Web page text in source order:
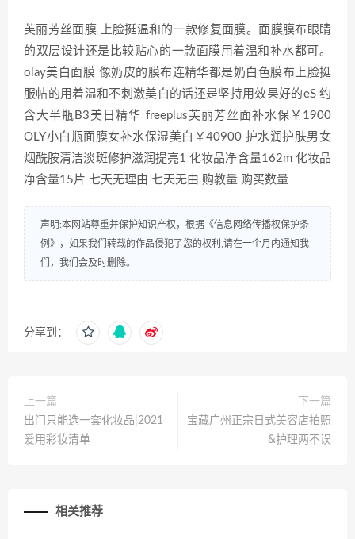
芙丽芳丝面膜 上脸挺温和的一款修复面膜。面膜膜布眼睛
的双层设计还是比较贴心的一款面膜用着温和补水都可。
olay美白面膜 像奶皮的膜布连精华都是奶白色膜布上脸挺
服帖的用着温和不刺激美白的话还是坚持用效果好的eS 约
含大半瓶B3美日精华 freeplus芙丽芳丝面补水保￥1900
OLY小白瓶面膜女补水保湿美白￥40900 护水润护肤男女
烟酰胺清洁淡斑修护滋润提亮1 化妆品净含量162m 化妆品
净含量15片 七天无理由 七天无由 购教量 购买数量
声明:本网站尊重并保护知识产权，根据《信息网络传播权保护条
例》，如果我们转载的作品侵犯了您的权利,请在一个月内通知我
们，我们会及时删除。
分享到：
上一篇
出门只能选一套化妆品|2021
爱用彩妆清单
下一篇
宝藏广州正宗日式美容店拍照
&护理两不误
相关推荐